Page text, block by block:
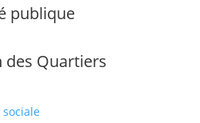
publique
des Quartiers
sociale